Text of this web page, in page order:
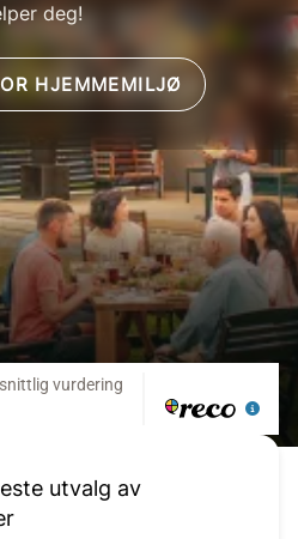
deg!
HJEMMEMILJØ
utvalg av